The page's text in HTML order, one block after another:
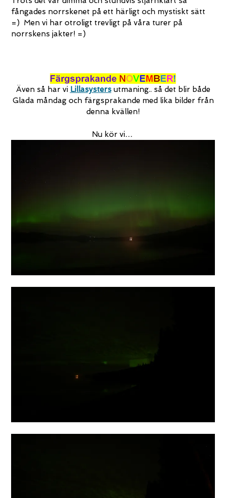
fångades norrskenet på ett härligt och mystiskt sätt
=) Men vi har otroligt trevligt på våra turer på
norrskens jakter! =)
Även så har vi Lillasystersutmaning.. så det blir både
Glada måndag och färgsprakande med lika bilder från
denna kvällen!
Nu kör vi…